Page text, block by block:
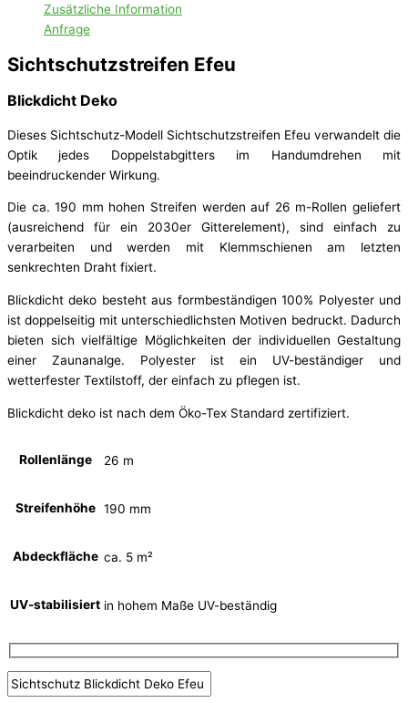
Zusätzliche Information
Anfrage
Sichtschutzstreifen Efeu
Blickdicht Deko
Dieses Sichtschutz-Modell Sichtschutzstreifen Efeu verwandelt die
Optik jedes Doppelstabgitters im Handumdrehen mit
beeindruckender Wirkung.
Die ca. 190 mm hohen Streifen werden auf 26 m-Rollen geliefert
(ausreichend für ein 2030er Gitterelement), sind einfach zu
verarbeiten und werden mit Klemmschienen am letzten
senkrechten Draht fixiert.
Blickdicht deko besteht aus formbeständigen 100% Polyester und
ist doppelseitig mit unterschiedlichsten Motiven bedruckt. Dadurch
bieten sich vielfältige Möglichkeiten der individuellen Gestaltung
einer Zaunanalge. Polyester ist ein UV-beständiger und
wetterfester Textilstoff, der einfach zu pflegen ist.
Blickdicht deko ist nach dem Öko-Tex Standard zertifiziert.
Rollenlänge 26 m
Streifenhöhe 190 mm
Abdeckfläche ca. 5 m²
UV-stabilisiert in hohem Maße UV-beständig